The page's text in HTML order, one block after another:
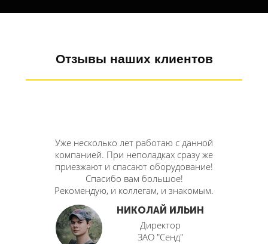
Отзывы наших клиентов
Уже несколько лет работаю с данной
компанией. При неполадках сразу же
приезжают и спасают оборудование!
Спасибо вам большое!
​Рекомендую, и коллегам, и знакомым.
НИКОЛАЙ ИЛЬИН
Директор
ЗАО "Сенд"